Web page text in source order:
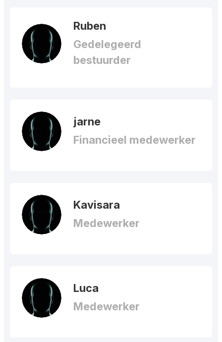
Ruben
Gedelegeerd
bestuurder
jarne
Financieel medewerker
Kavisara
Medewerker
Luca
Medewerker